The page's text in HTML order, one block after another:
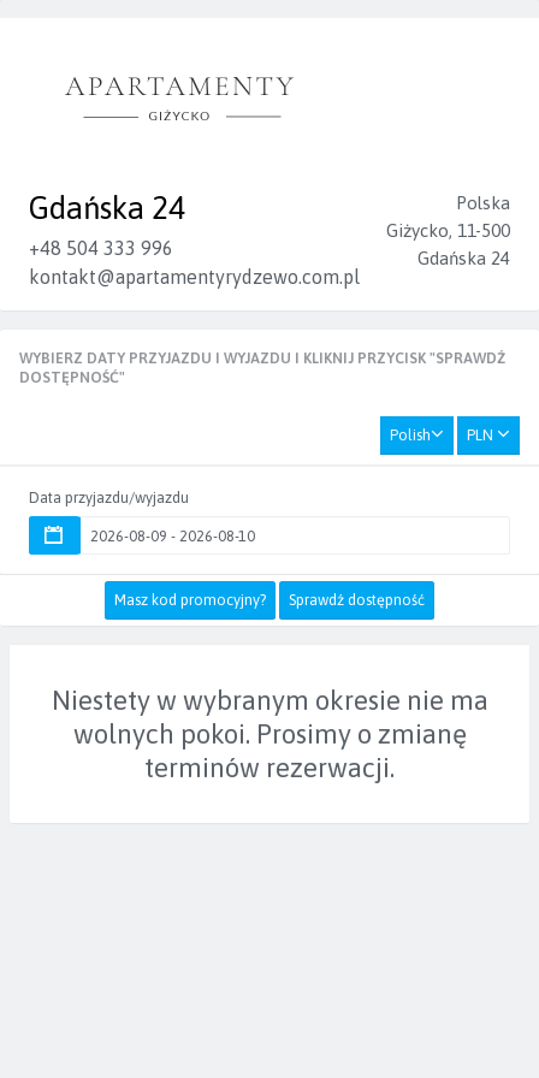
Gdańska 24
+48 504 333 996
kontakt@apartamentyrydzewo.com.pl
Polska
Giżycko, 11-500
Gdańska 24
WYBIERZ DATY PRZYJAZDU I WYJAZDU I KLIKNIJ PRZYCISK "SPRAWDŹ
DOSTĘPNOŚĆ"
Polish PLN
Data przyjazdu/wyjazdu
Masz kod promocyjny? Sprawdź dostępność
Niestety w wybranym okresie nie ma
wolnych pokoi. Prosimy o zmianę
terminów rezerwacji.